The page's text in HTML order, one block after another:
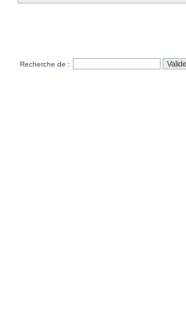
Recherche de :